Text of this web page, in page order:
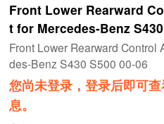
Front Lower Rearward
t for Mercedes-Benz
Front Lower Rearward Control
des-Benz S430 S500 00-06
您尚未登录，登录后即可
息。